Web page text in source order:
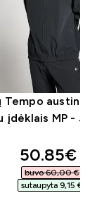
Tempo austinė
įdėklais MP -
50.85€‎
buvo 60,00 €‎
sutaupyta 9,15 €‎